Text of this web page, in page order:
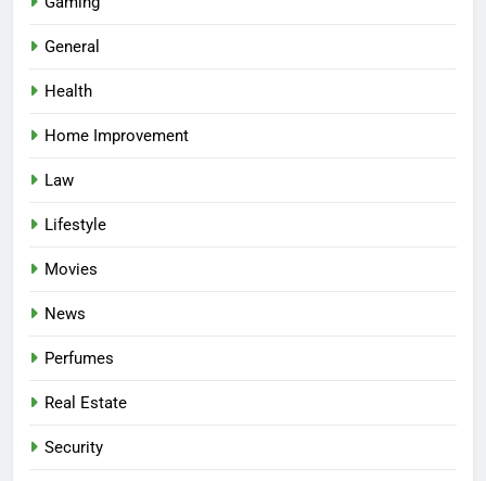
General
Health
Home Improvement
Law
Lifestyle
Movies
News
Perfumes
Real Estate
Security